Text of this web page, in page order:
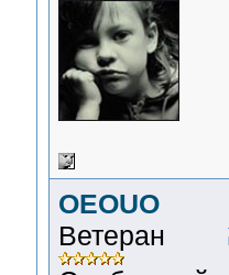
OEOUO
Ветеран